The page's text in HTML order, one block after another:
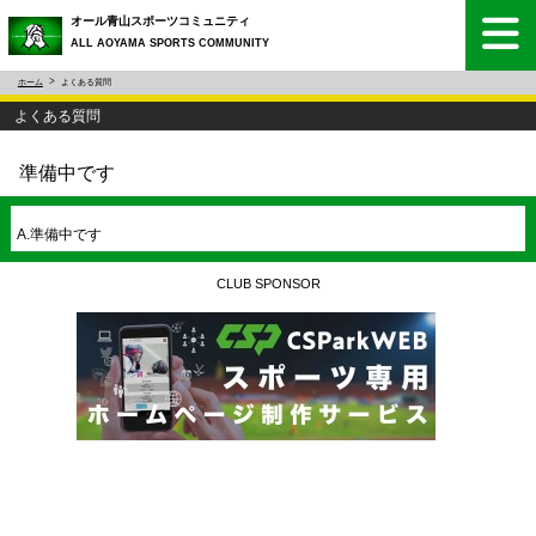
オール青山スポーツコミュニティ
ALL AOYAMA SPORTS COMMUNITY
ホーム よくある質問
よくある質問
準備中です
A.準備中です
CLUB SPONSOR